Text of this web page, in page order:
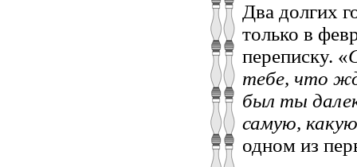
Два долгих
только в
переписку. «
тебе, что
был ты
самую,
одном из